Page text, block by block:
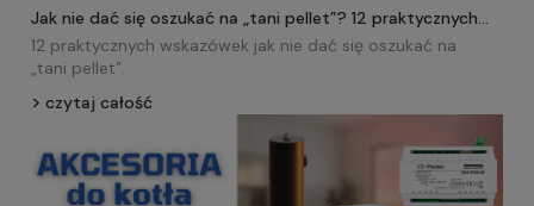
Jak nie dać się oszukać na „tani pellet”? 12 praktycznych
wskazówek!
12 praktycznych wskazówek jak nie dać się oszukać na
„tani pellet”.
czytaj całość